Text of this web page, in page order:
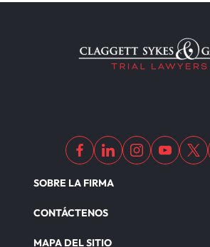
SOBRE LA FIRMA
CONTÁCTENOS
MAPA DEL SITIO